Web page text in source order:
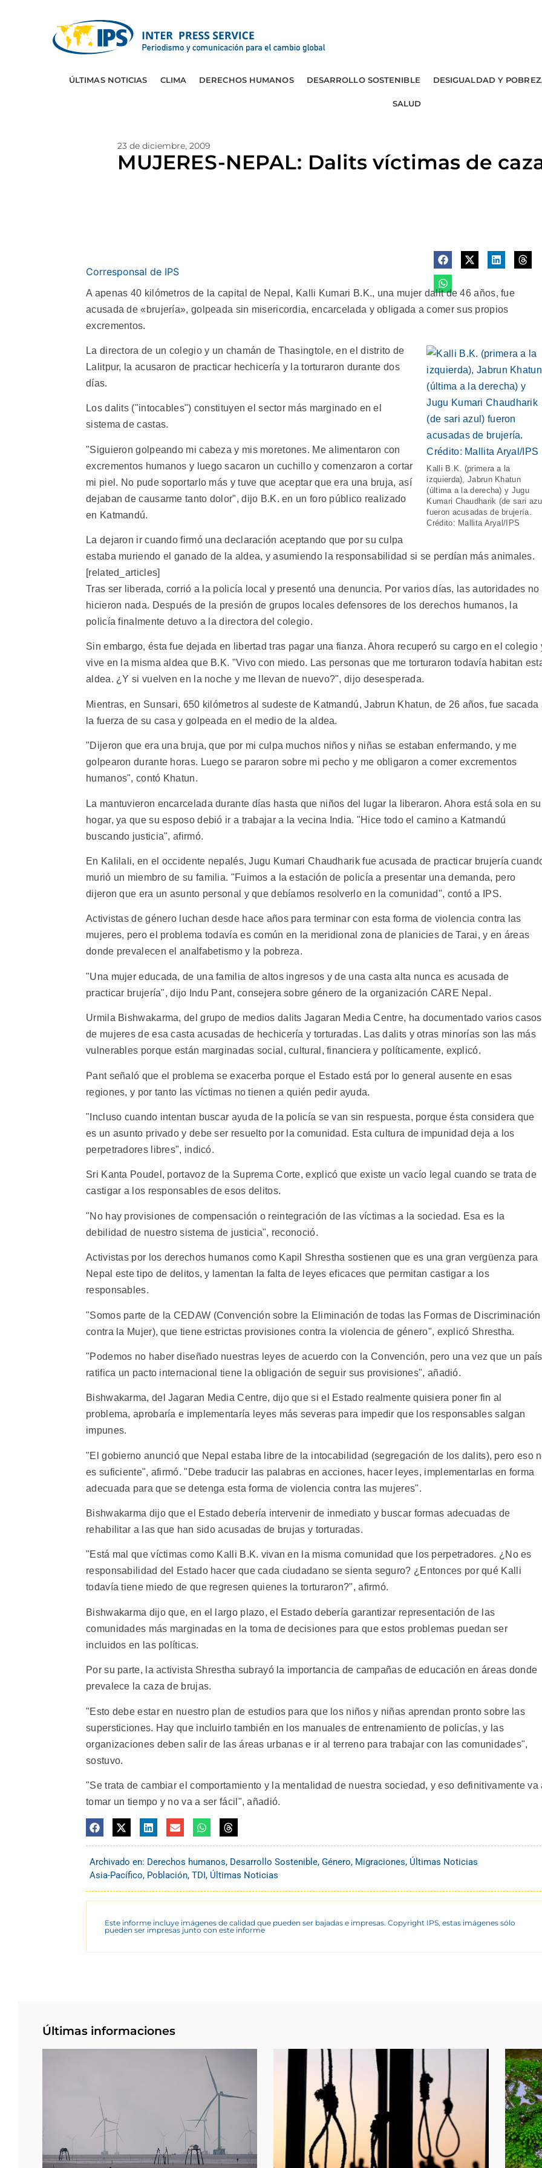
ÚLTIMAS NOTICIAS CLIMA DERECHOS HUMANOS DESARROLLO SOSTENIBLE DESIGUALDAD Y
SALUD
23 de diciembre, 2009
MUJERES-NEPAL: Dalits víctimas de
Corresponsal de IPS
A apenas 40 kilómetros de la capital de Nepal, Kalli Kumari B.K., una mujer dalit de 46 años, fue
acusada de «brujería», golpeada sin misericordia, encarcelada y obligada a comer sus propios
excrementos.
Kalli B.K. (primera a la
izquierda), Jabrun Khatun
(última a la derecha) y Jugu
Kumari Chaudharik (de sari
fueron acusadas de brujería.
Crédito: Mallita Aryal/IPS
La directora de un colegio y un chamán de Thasingtole, en el distrito de
Lalitpur, la acusaron de practicar hechicería y la torturaron durante dos
días.
Los dalits ("intocables") constituyen el sector más marginado en el
sistema de castas.
"Siguieron golpeando mi cabeza y mis moretones. Me alimentaron con
excrementos humanos y luego sacaron un cuchillo y comenzaron a cortar
mi piel. No pude soportarlo más y tuve que aceptar que era una bruja, así
dejaban de causarme tanto dolor", dijo B.K. en un foro público realizado
en Katmandú.
La dejaron ir cuando firmó una declaración aceptando que por su culpa
estaba muriendo el ganado de la aldea, y asumiendo la responsabilidad si se perdían más animales.
[related_articles]
Tras ser liberada, corrió a la policía local y presentó una denuncia. Por varios días, las autoridades no
hicieron nada. Después de la presión de grupos locales defensores de los derechos humanos, la
policía finalmente detuvo a la directora del colegio.
Sin embargo, ésta fue dejada en libertad tras pagar una fianza. Ahora recuperó su cargo en el colegio
vive en la misma aldea que B.K. "Vivo con miedo. Las personas que me torturaron todavía habitan
aldea. ¿Y si vuelven en la noche y me llevan de nuevo?", dijo desesperada.
Mientras, en Sunsari, 650 kilómetros al sudeste de Katmandú, Jabrun Khatun, de 26 años, fue sacada
la fuerza de su casa y golpeada en el medio de la aldea.
"Dijeron que era una bruja, que por mi culpa muchos niños y niñas se estaban enfermando, y me
golpearon durante horas. Luego se pararon sobre mi pecho y me obligaron a comer excrementos
humanos", contó Khatun.
La mantuvieron encarcelada durante días hasta que niños del lugar la liberaron. Ahora está sola en su
hogar, ya que su esposo debió ir a trabajar a la vecina India. "Hice todo el camino a Katmandú
buscando justicia", afirmó.
En Kalilali, en el occidente nepalés, Jugu Kumari Chaudharik fue acusada de practicar brujería
murió un miembro de su familia. "Fuimos a la estación de policía a presentar una demanda, pero
dijeron que era un asunto personal y que debíamos resolverlo en la comunidad", contó a IPS.
Activistas de género luchan desde hace años para terminar con esta forma de violencia contra las
mujeres, pero el problema todavía es común en la meridional zona de planicies de Tarai, y en áreas
donde prevalecen el analfabetismo y la pobreza.
"Una mujer educada, de una familia de altos ingresos y de una casta alta nunca es acusada de
practicar brujería", dijo Indu Pant, consejera sobre género de la organización CARE Nepal.
Urmila Bishwakarma, del grupo de medios dalits Jagaran Media Centre, ha documentado varios casos
de mujeres de esa casta acusadas de hechicería y torturadas. Las dalits y otras minorías son las más
vulnerables porque están marginadas social, cultural, financiera y políticamente, explicó.
Pant señaló que el problema se exacerba porque el Estado está por lo general ausente en esas
regiones, y por tanto las víctimas no tienen a quién pedir ayuda.
"Incluso cuando intentan buscar ayuda de la policía se van sin respuesta, porque ésta considera que
es un asunto privado y debe ser resuelto por la comunidad. Esta cultura de impunidad deja a los
perpetradores libres", indicó.
Sri Kanta Poudel, portavoz de la Suprema Corte, explicó que existe un vacío legal cuando se trata de
castigar a los responsables de esos delitos.
"No hay provisiones de compensación o reintegración de las víctimas a la sociedad. Esa es la
debilidad de nuestro sistema de justicia", reconoció.
Activistas por los derechos humanos como Kapil Shrestha sostienen que es una gran vergüenza para
Nepal este tipo de delitos, y lamentan la falta de leyes eficaces que permitan castigar a los
responsables.
"Somos parte de la CEDAW (Convención sobre la Eliminación de todas las Formas de Discriminación
contra la Mujer), que tiene estrictas provisiones contra la violencia de género", explicó Shrestha.
"Podemos no haber diseñado nuestras leyes de acuerdo con la Convención, pero una vez que un país
ratifica un pacto internacional tiene la obligación de seguir sus provisiones", añadió.
Bishwakarma, del Jagaran Media Centre, dijo que si el Estado realmente quisiera poner fin al
problema, aprobaría e implementaría leyes más severas para impedir que los responsables salgan
impunes.
"El gobierno anunció que Nepal estaba libre de la intocabilidad (segregación de los dalits), pero eso
es suficiente", afirmó. "Debe traducir las palabras en acciones, hacer leyes, implementarlas en forma
adecuada para que se detenga esta forma de violencia contra las mujeres".
Bishwakarma dijo que el Estado debería intervenir de inmediato y buscar formas adecuadas de
rehabilitar a las que han sido acusadas de brujas y torturadas.
"Está mal que víctimas como Kalli B.K. vivan en la misma comunidad que los perpetradores. ¿No es
responsabilidad del Estado hacer que cada ciudadano se sienta seguro? ¿Entonces por qué Kalli
todavía tiene miedo de que regresen quienes la torturaron?", afirmó.
Bishwakarma dijo que, en el largo plazo, el Estado debería garantizar representación de las
comunidades más marginadas en la toma de decisiones para que estos problemas puedan ser
incluidos en las políticas.
Por su parte, la activista Shrestha subrayó la importancia de campañas de educación en áreas donde
prevalece la caza de brujas.
"Esto debe estar en nuestro plan de estudios para que los niños y niñas aprendan pronto sobre las
supersticiones. Hay que incluirlo también en los manuales de entrenamiento de policías, y las
organizaciones deben salir de las áreas urbanas e ir al terreno para trabajar con las comunidades",
sostuvo.
"Se trata de cambiar el comportamiento y la mentalidad de nuestra sociedad, y eso definitivamente va
tomar un tiempo y no va a ser fácil", añadió.
Archivado en: Derechos humanos, Desarrollo Sostenible, Género, Migraciones, Últimas Noticias
Asia-Pacífico, Población, TDI, Últimas Noticias
Este informe incluye imágenes de calidad que pueden ser bajadas e impresas. Copyright IPS, estas imágenes sólo
pueden ser impresas junto con este informe
Últimas informaciones